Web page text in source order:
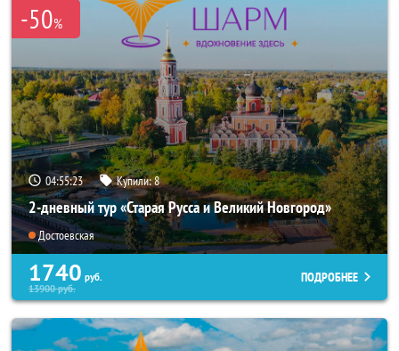
-50%
04:55:22 Купили:8
2-дневный тур «Старая Русса и Великий Новгород»
Достоевская
1740 руб.
13900руб.
ПОДРОБНЕЕ